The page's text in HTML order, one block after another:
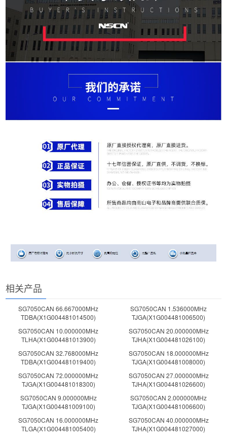
相关产品
SG7050CAN 66.667000MHz
TDBA(X1G004481014500)
SG7050CAN 1.536000MHz
TJGA(X1G004481006500)
SG7050CAN 10.000000MHz
TLHA(X1G004481013900)
SG7050CAN 20.000000MHz
TJHA(X1G004481026100)
SG7050CAN 32.768000MHz
TDBA(X1G004481019400)
SG7050CAN 18.000000MHz
TJGA(X1G004481008000)
SG7050CAN 72.000000MHz
TJGA(X1G004481018300)
SG7050CAN 27.000000MHz
TJHA(X1G004481026600)
SG7050CAN 9.000000MHz
TJGA(X1G004481009100)
SG7050CAN 2.000000MHz
TJGA(X1G004481006600)
SG7050CAN 16.000000MHz
TLGA(X1G004481005400)
SG7050CAN 40.000000MHz
TJHA(X1G004481027000)